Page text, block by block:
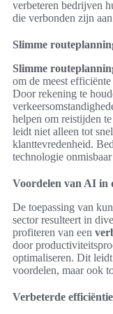
verbeteren bedrijven
die verbonden zijn
Slimme
Slimme
om de meest
Door rekening te
helpen om reistijden
leidt niet alleen tot
klanttevredenheid.
technologie
Voordelen van AI in
De toepassing van
sector resulteert in
profiteren van een
door
optimaliseren. Dit
voordelen, maar ook
Verbeterde